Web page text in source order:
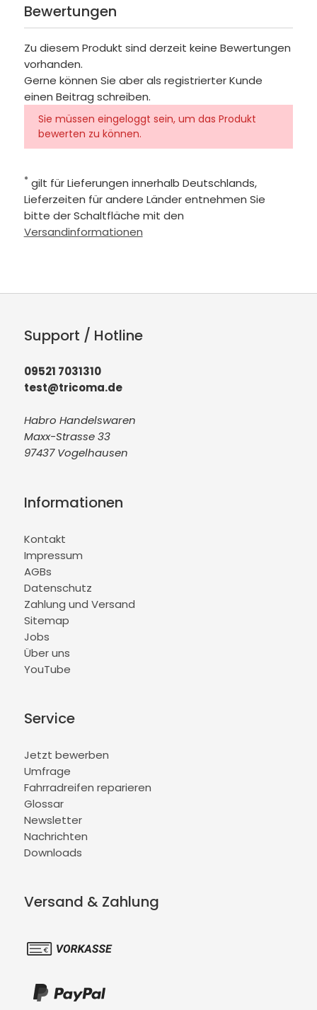
Bewertungen
Zu diesem Produkt sind derzeit keine Bewertungen
vorhanden.
Gerne können Sie aber als registrierter Kunde
einen Beitrag schreiben.
Sie müssen eingeloggt sein, um das Produkt
bewerten zu können.
* gilt für Lieferungen innerhalb Deutschlands,
Lieferzeiten für andere Länder entnehmen Sie
bitte der Schaltfläche mit den
Versandinformationen
Support / Hotline
09521 7031310
test@tricoma.de
Habro Handelswaren
Maxx-Strasse 33
97437 Vogelhausen
Informationen
Kontakt
Impressum
AGBs
Datenschutz
Zahlung und Versand
Sitemap
Jobs
Über uns
YouTube
Service
Jetzt bewerben
Umfrage
Fahrradreifen reparieren
Glossar
Newsletter
Nachrichten
Downloads
Versand & Zahlung